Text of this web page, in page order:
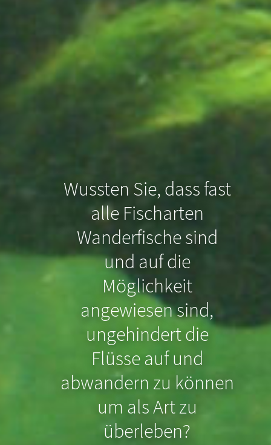
Wussten Sie, dass fast
alle Fischarten
Wanderfische sind
und auf die
Möglichkeit
angewiesen sind,
ungehindert die
Flüsse auf und
abwandern zu können
um als Art zu
überleben?
Wussten Sie, dass
Nordseeschnäpel
schon durch geringe
Sohlabstürze an der
Wanderung gehindert
werden?